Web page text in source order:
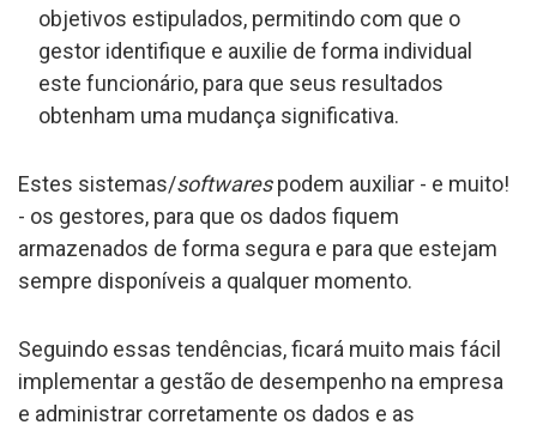
objetivos estipulados, permitindo com que o
gestor identifique e auxilie de forma individual
este funcionário, para que seus resultados
obtenham uma mudança significativa.
Estes sistemas/softwarespodem auxiliar - e muito!
- os gestores, para que os dados fiquem
armazenados de forma segura e para que estejam
sempre disponíveis a qualquer momento.
Seguindo essas tendências, ficará muito mais fácil
implementar a gestão de desempenho na empresa
e administrar corretamente os dados e as